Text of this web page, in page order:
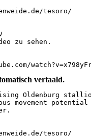
tesoro/
zu sehen.
vertaald.
Oldenburg
movement
tesoro/